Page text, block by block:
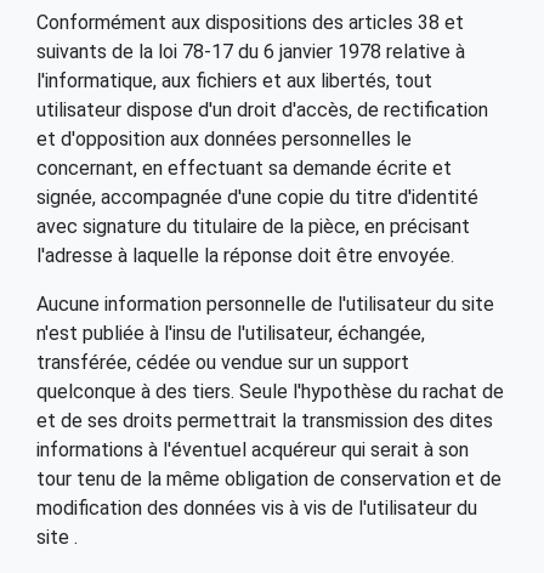
Conformément aux dispositions des articles 38 et
suivants de la loi 78-17 du 6 janvier 1978 relative à
l'informatique, aux fichiers et aux libertés, tout
utilisateur dispose d'un droit d'accès, de rectification
et d'opposition aux données personnelles le
concernant, en effectuant sa demande écrite et
signée, accompagnée d'une copie du titre d'identité
avec signature du titulaire de la pièce, en précisant
l'adresse à laquelle la réponse doit être envoyée.
Aucune information personnelle de l'utilisateur du site
n'est publiée à l'insu de l'utilisateur, échangée,
transférée, cédée ou vendue sur un support
quelconque à des tiers. Seule l'hypothèse du rachat de
et de ses droits permettrait la transmission des dites
informations à l'éventuel acquéreur qui serait à son
tour tenu de la même obligation de conservation et de
modification des données vis à vis de l'utilisateur du
site .